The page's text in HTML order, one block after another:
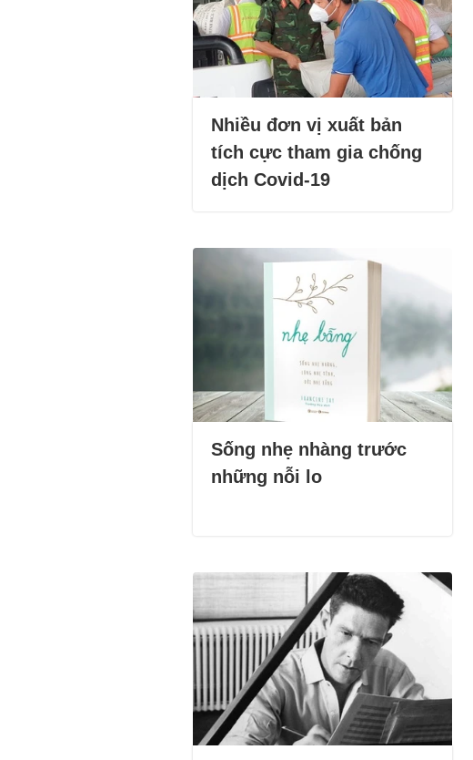
Nhiều đơn vị xuất bản
tích cực tham gia chống
dịch Covid-19
Sống nhẹ nhàng trước
những nỗi lo